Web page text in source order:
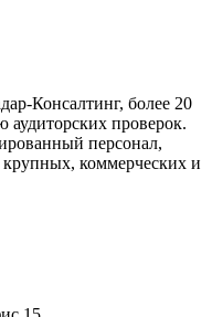
Консалтинг, более 20
аудиторских проверок.
персонал,
коммерческих и